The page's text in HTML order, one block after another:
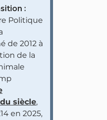
:
Politique
de 2012 à
de la
siècle,
en 2025,